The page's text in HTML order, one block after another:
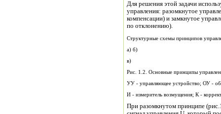
Для решения этой задачи
управления: разомкнутое
компенсации) и замкнутое
по отклонению).
Структурные схемы принципов
а) б)
в)
Рис. 1.2. Основные принципы
УУ - управляющее устройство; ОУ -
И - измеритель возмущения; К -
При разомкнутом принципе